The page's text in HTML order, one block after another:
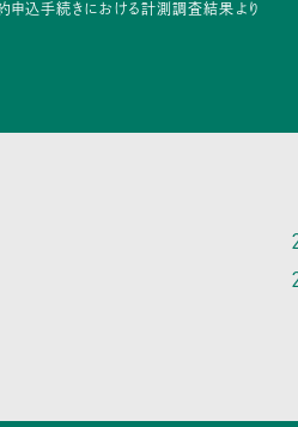
申込手続きにおける計測調査結果より